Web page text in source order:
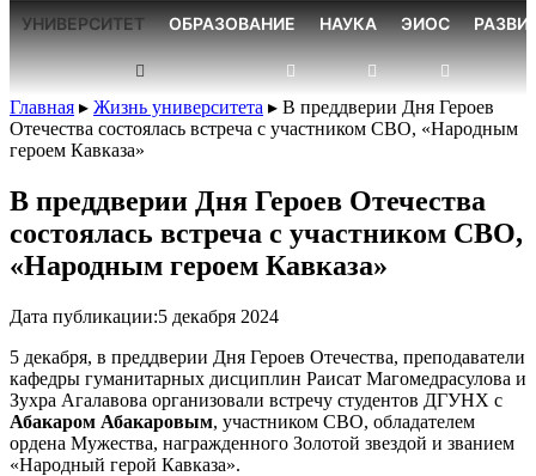
УНИВЕРСИТЕТ ОБРАЗОВАНИЕ НАУКА ЭИОС
Главная ▸ Жизнь университета ▸ В преддверии Дня Героев
Отечества состоялась встреча с участником СВО, «Народным
героем Кавказа»
В преддверии Дня Героев Отечества
состоялась встреча с участником СВО,
«Народным героем Кавказа»
Дата публикации:5 декабря 2024
5 декабря, в преддверии Дня Героев Отечества, преподаватели
кафедры гуманитарных дисциплин Раисат Магомедрасулова и
Зухра Агалавова организовали встречу студентов ДГУНХ с
Абакаром Абакаровым, участником СВО, обладателем
ордена Мужества, награжденного Золотой звездой и званием
«Народный герой Кавказа».